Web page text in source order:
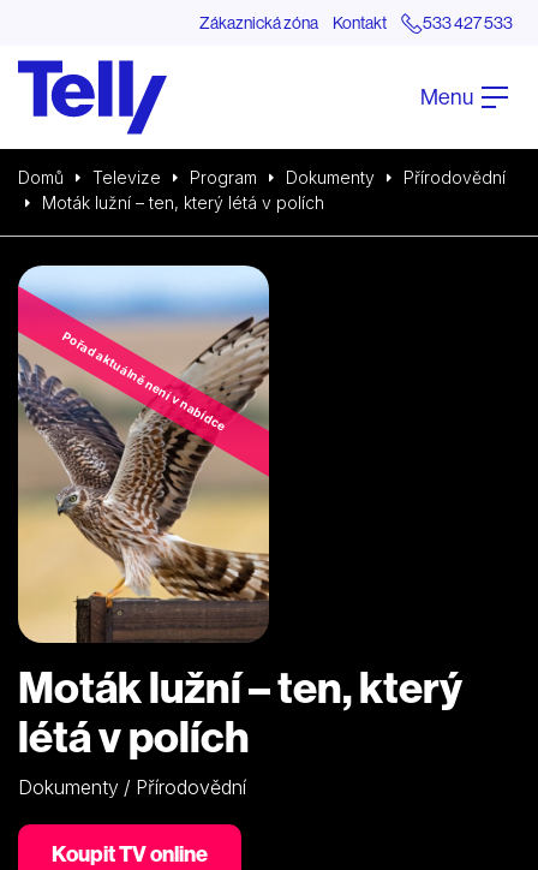
Zákaznická zóna Kontakt 533 427 533
Menu
Domů Televize Program Dokumenty
Přírodovědní
Moták lužní – ten, který létá v polích
Pořad aktuálně není v nabídce
Moták lužní – ten, který
létá v polích
Dokumenty / Přírodovědní
Koupit TV online